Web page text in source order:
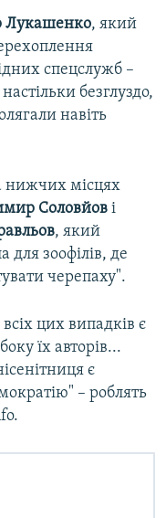
Лукашенко, який
спецслужб –
безглуздо,
навіть
нижчих місцях
Соловйов і
, який
для зоофілів, де
черепаху".
цих випадків є
їх авторів...
є
– роблять